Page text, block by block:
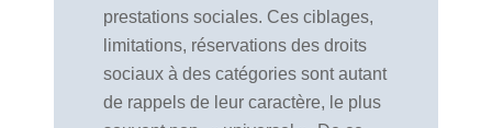
prestations sociales. Ces ciblages,
limitations, réservations des droits
sociaux à des catégories sont autant
de rappels de leur caractère, le plus